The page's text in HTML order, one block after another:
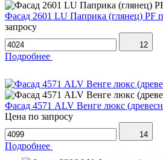
Фасад 2601 LU Паприка (глянец) PF
запросу
12
Подробнее
Фасад 4571 ALV Венге люкс
Цена по запросу
14
Подробнее